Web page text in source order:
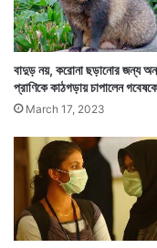
দাঁড়িয়েছে ৩ লক্ষ ৮৫
বাদুড় নয়, করোনা ছড়ানোর জন্য
প্রাণিকে কাঠগড়ায় চাপালেন
March 17, 2023